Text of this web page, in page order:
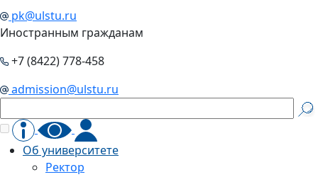
pk@ulstu.ru
Иностранным гражданам
+7 (8422) 778-458
admission@ulstu.ru
Об университете
Ректор